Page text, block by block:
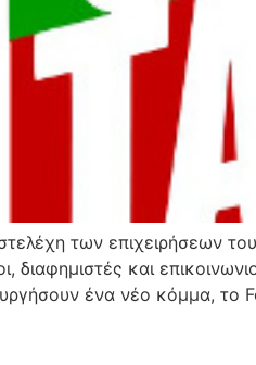
των επιχειρήσεων
διαφημιστές και
ένα νέο κόμμα,